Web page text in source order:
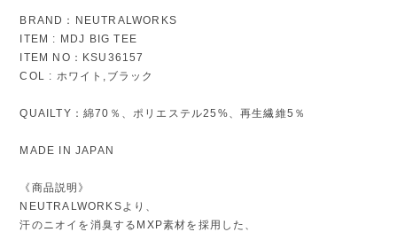
BRAND：NEUTRALWORKS
ITEM : MDJ BIG TEE
ITEM NO：KSU36157
COL : ホワイト,ブラック
QUAILTY：綿70％、ポリエステル25%、再生繊維5％
MADE IN JAPAN
《商品説明》
NEUTRALWORKSより、
汗のニオイを消臭するMXP素材を採用した、